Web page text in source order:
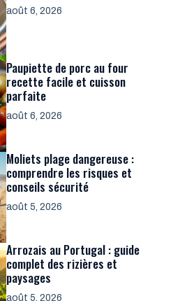
août 6, 2026
Paupiette de porc au four
recette facile et cuisson
parfaite
août 6, 2026
Moliets plage dangereuse :
comprendre les risques et
conseils sécurité
août 5, 2026
Arrozais au Portugal : guide
complet des rizières et
paysages
août 5, 2026